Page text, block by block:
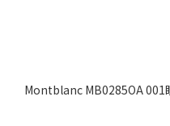
Montblanc MB0285OA 001